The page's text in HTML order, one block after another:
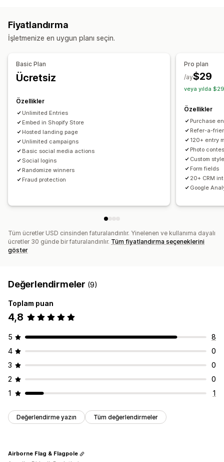
Bir arkadaşınızı davet edin
Video yarışmaları Çekilişler Piyangolar
Otomatik giriş
Özel giriş Coğrafi konum
Adil seçim
Özelleştirme
Marka öğeleri Özel CSS
Form alanları
Açılış sayfaları Giriş sonrası e-postalar
Dijital vitrin widget'ı
Fiyatlandırma
İşletmenize en uygun planı seçin.
Basic Plan
Ücretsiz
Özellikler
Unlimited Entries
Embed in Shopify Store
Hosted landing page
Unlimited campaigns
Basic social media actions
Social logins
Randomize winners
Fraud protection
Pro plan
$29
/ay
veya yılda
Özellikler
Purchase
Refer-a-
120+ entry
Photo
Custom
Form fields
20+ CRM
Google
Tüm ücretler USD cinsinden faturalandırılır. Yinelenen ve kullanıma dayalı
ücretler 30 günde bir faturalandırılır. Tüm fiyatlandırma seçeneklerini
göster
Değerlendirmeler (9)
Toplam puan
4,8
5
8
4
0
3
0
2
0
1
1
Değerlendirme yazın Tüm değerlendirmeler
Airborne Flag & Flagpole